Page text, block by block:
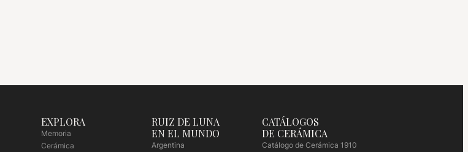
EXPLORA
Memoria
Cerámica
RUIZ DE LUNA
EN EL MUNDO
Argentina
CATÁLOGOS
DE CERÁMICA
Catálogo de Cerámica 1910